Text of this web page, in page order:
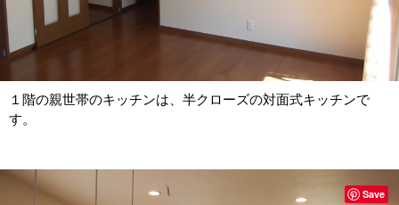
１階の親世帯のキッチンは、半クローズの対面式キッチンで
す。
Save